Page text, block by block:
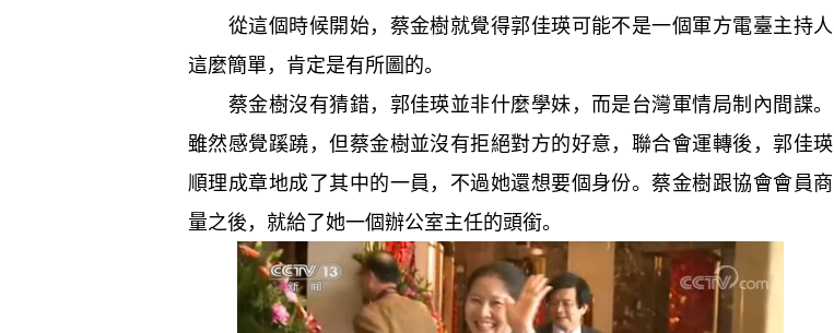
從這個時候開始，蔡金樹就覺得郭佳瑛可能不是一個軍方電臺主持人
這麼簡單，肯定是有所圖的。
蔡金樹沒有猜錯，郭佳瑛並非什麼學妹，而是台灣軍情局制內間諜。
雖然感覺蹊蹺，但蔡金樹並沒有拒絕對方的好意，聯合會運轉後，郭佳瑛
順理成章地成了其中的一員，不過她還想要個身份。蔡金樹跟協會會員商
量之後，就給了她一個辦公室主任的頭銜。